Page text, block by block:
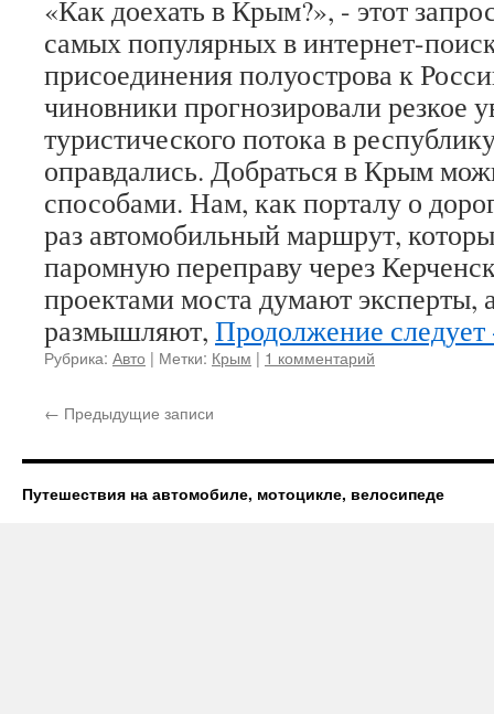
«Как доехать в Крым?», - этот
самых популярных в интернет-
присоединения полуострова к
чиновники прогнозировали резкое
туристического потока в
оправдались. Добраться в Крым
способами. Нам, как порталу о
раз автомобильный маршрут,
паромную переправу через
проектами моста думают эксперты,
размышляют, Продолжение следует
Рубрика: Авто | Метки: Крым | 1 комментарий
← Предыдущие записи
Путешествия на автомобиле, мотоцикле, велосипеде